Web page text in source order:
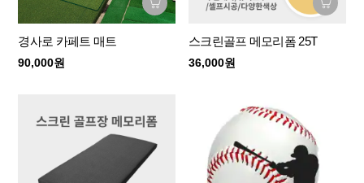
경사로 카페트 매트
90,000원
스크린골프 메모리폼 25T
36,000원